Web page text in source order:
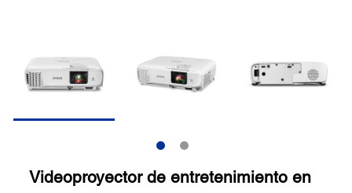
Videoproyector de entretenimiento en